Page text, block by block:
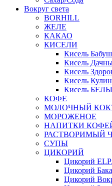
Вокруг света
BORHILL
ЖЕЛЕ
КАКАО
КИСЕЛИ
Кисель
Кисель
Кисель
Кисель
Кисель
КОФЕ
МОЛОЧНЫЙ
МОРОЖЕНОЕ
НАПИТКИ
РАСТВОРИМЫЙ
СУПЫ
ЦИКОРИЙ
Цикорий
Цикорий
Цикорий